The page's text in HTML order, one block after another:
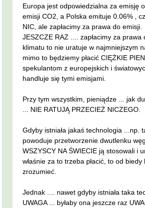
Europa jest odpowiedzialna za emisję
emisji CO2, a Polska emituje 0.06% ,
NIC, ale zapłacimy za prawa do emisji.
JESZCZE RAZ .... zapłacimy za prawa
klimatu to nie uratuje w najmniejszym
mimo to będziemy płacić CIĘŻKIE
spekulantom z europejskich i
handluje się tymi emisjami.
Przy tym wszystkim, pieniądze ... jak
... NIE RATUJĄ PRZECIEŻ NICZEGO.
Gdyby istniała jakaś technologia ...np.
powoduje przetworzenie dwutlenku
WSZYSCY NA ŚWIECIE ją stosowali i
właśnie za to trzeba płacić, to od biedy
zrozumieć.
Jednak .... nawet gdyby istniała taka
UWAGA ... byłaby ona jeszcze raz